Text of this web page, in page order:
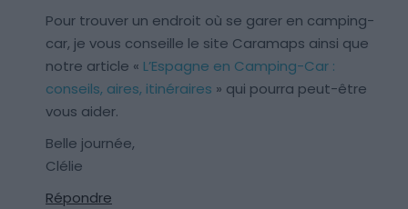
Pour trouver un endroit où se garer en camping-
car, je vous conseille le site Caramaps ainsi que
notre article « L’Espagne en Camping-Car :
conseils, aires, itinéraires » qui pourra peut-être
vous aider.
Belle journée,
Clélie
Répondre